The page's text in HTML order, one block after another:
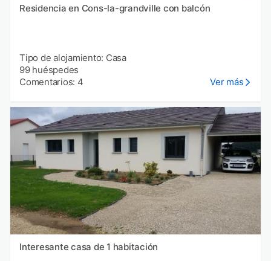
Residencia en Cons-la-grandville con balcón
Tipo de alojamiento: Casa
99 huéspedes
Comentarios: 4
Ver más
Interesante casa de 1 habitación